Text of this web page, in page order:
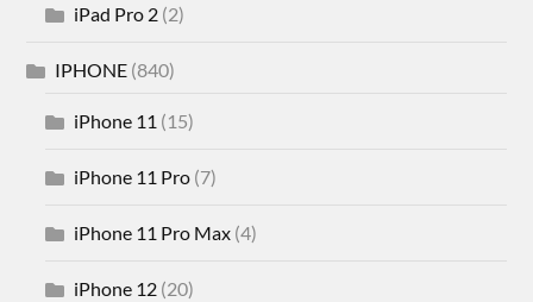
iPad Pro 2 (2)
IPHONE (840)
iPhone 11 (15)
iPhone 11 Pro (7)
iPhone 11 Pro Max (4)
iPhone 12 (20)